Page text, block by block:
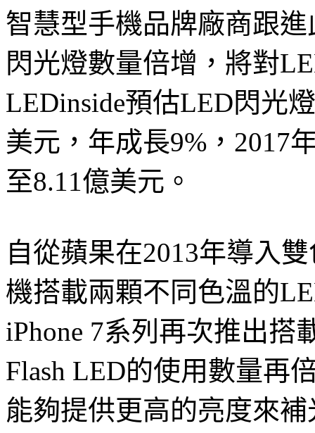
智慧型手機品牌廠商跟
閃光燈數量倍增，將對
LEDinside預估LED閃光
美元，年成長9%，2017
至8.11億美元。
自從蘋果在2013年導入
機搭載兩顆不同色溫的
iPhone 7系列再次推出搭
Flash LED的使用數量再
能夠提供更高的亮度來